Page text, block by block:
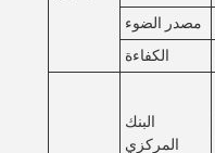
مصدر الضوء
الكفاءة
البنك
المركزي